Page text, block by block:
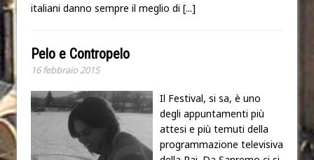
italiani danno sempre il meglio di [...]
Pelo e Contropelo
16 febbraio 2015
Il Festival, si sa, è uno
degli appuntamenti più
attesi e più temuti della
programmazione televisiva